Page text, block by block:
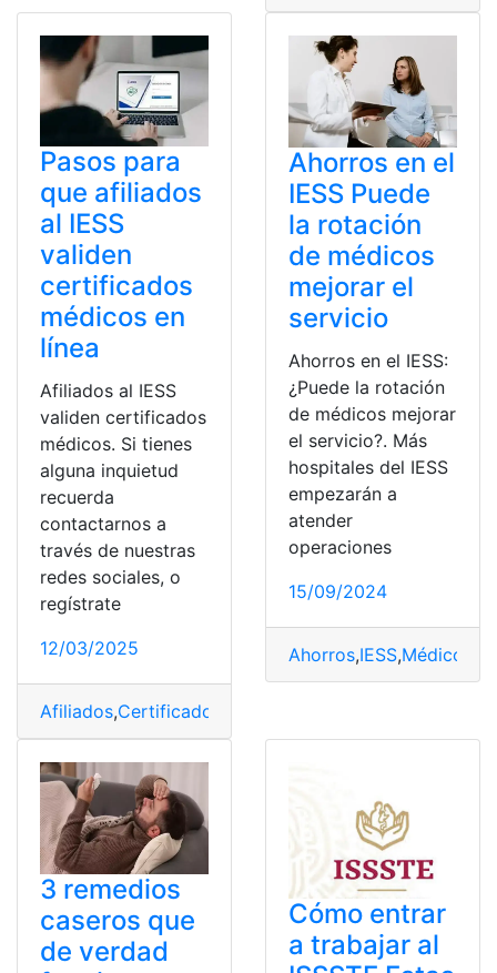
Pasos para
que afiliados
al IESS
validen
certificados
médicos en
línea
Afiliados al IESS
validen certificados
médicos. Si tienes
alguna inquietud
recuerda
contactarnos a
través de nuestras
redes sociales, o
regístrate
12/03/2025
Afiliados,Certificados
Ahorros en el
IESS Puede
la rotación
de médicos
mejorar el
servicio
Ahorros en el IESS:
¿Puede la rotación
de médicos mejorar
el servicio?. Más
hospitales del IESS
empezarán a
atender
operaciones
15/09/2024
Ahorros,IESS,Médicos
3 remedios
caseros que
de verdad
Cómo entrar
a trabajar al